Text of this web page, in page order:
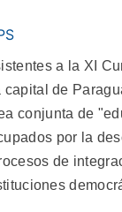
a la XI
de
conjunta de
por la
de